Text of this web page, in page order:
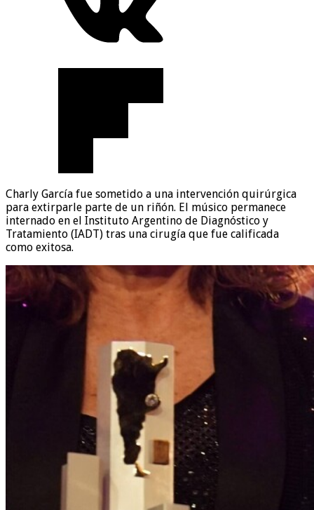
Charly García fue sometido a una intervención quirúrgica
para extirparle parte de un riñón. El músico permanece
internado en el Instituto Argentino de Diagnóstico y
Tratamiento (IADT) tras una cirugía que fue calificada
como exitosa.